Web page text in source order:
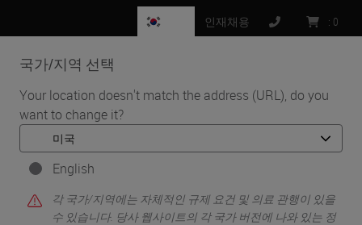
국가/지역 선택
Your location doesn't match the address (URL), do you
want to change it?
English
각 국가/지역에는 자체적인 규제 요건 및 의료 관행이 있을
수 있습니다. 당사 웹사이트의 각 국가 버전에 나와 있는 정
인재채용 : 0
MENU
홈 • Knowledge Pathway • 엘리슨 에크 (Allison Eck)